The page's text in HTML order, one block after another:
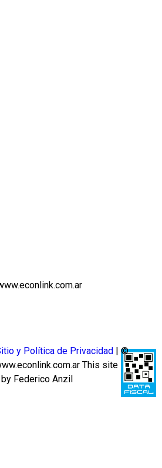
y Política de Privacidad
| ©
This site
Federico Anzil